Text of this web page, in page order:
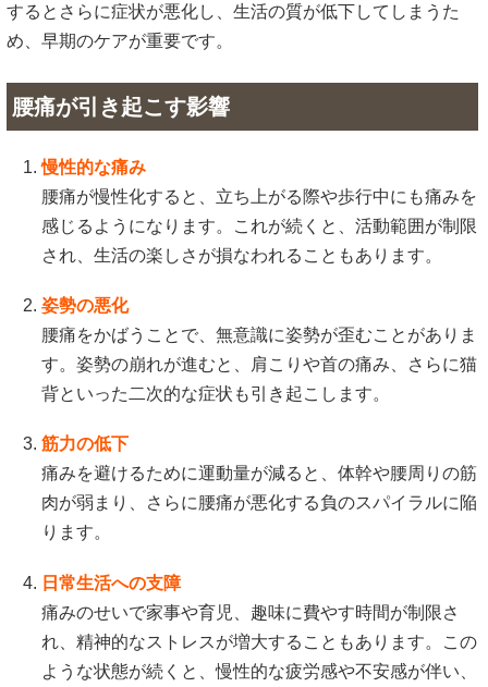
するとさらに症状が悪化し、生活の質が低下してしまうた
め、早期のケアが重要です。
腰痛が引き起こす影響
慢性的な痛み
腰痛が慢性化すると、立ち上がる際や歩行中にも痛みを
感じるようになります。これが続くと、活動範囲が制限
され、生活の楽しさが損なわれることもあります。
姿勢の悪化
腰痛をかばうことで、無意識に姿勢が歪むことがありま
す。姿勢の崩れが進むと、肩こりや首の痛み、さらに猫
背といった二次的な症状も引き起こします。
筋力の低下
痛みを避けるために運動量が減ると、体幹や腰周りの筋
肉が弱まり、さらに腰痛が悪化する負のスパイラルに陥
ります。
日常生活への支障
痛みのせいで家事や育児、趣味に費やす時間が制限さ
れ、精神的なストレスが増大することもあります。この
ような状態が続くと、慢性的な疲労感や不安感が伴い、